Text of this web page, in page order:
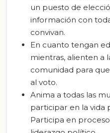
un puesto de
información con
convivan.
En cuanto tengan
mientras, alienten a
comunidad para
al voto.
Anima a todas las
participar en la vida
Participa en